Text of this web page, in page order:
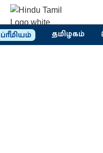
ப்ரீமியம் தமிழகம்